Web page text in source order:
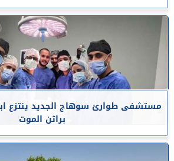
مستشفى طوارئ سوهاج الجديد ينتزع
براثن الموت